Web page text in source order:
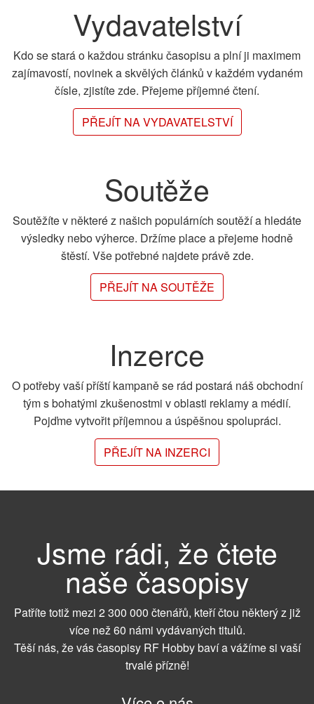
Vydavatelství
Kdo se stará o každou stránku časopisu a plní ji maximem
zajímavostí, novinek a skvělých článků v každém vydaném
čísle, zjistíte zde. Přejeme příjemné čtení.
PŘEJÍT NA VYDAVATELSTVÍ
Soutěže
Soutěžíte v některé z našich populárních soutěží a hledáte
výsledky nebo výherce. Držíme place a přejeme hodně
štěstí. Vše potřebné najdete právě zde.
PŘEJÍT NA SOUTĚŽE
Inzerce
O potřeby vaší příští kampaně se rád postará náš obchodní
tým s bohatými zkušenostmi v oblasti reklamy a médií.
Pojďme vytvořit příjemnou a úspěšnou spolupráci.
PŘEJÍT NA INZERCI
Jsme rádi, že čtete
naše časopisy
Patříte totiž mezi 2 300 000 čtenářů, kteří čtou některý z již
více než 60 námi vydávaných titulů.
Těší nás, že vás časopisy RF Hobby baví a vážíme si vaší
trvalé přízně!